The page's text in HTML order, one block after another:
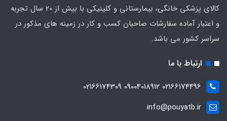
کالای پزشکی خانگی، بیمارستانی و کلینیکی با بیش از 20 سال تجربه
و اعتبار آماده سفارشات صاحبان کسب و کار در زمینه های مذکور در
سراسر کشور می باشد.
ارتباط با ما
02166174496 09004018912 02166174309
info@pouyatb.ir